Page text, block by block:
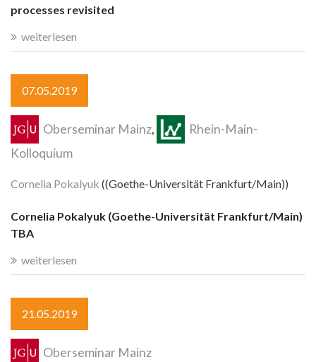
processes revisited
weiterlesen
07.05.2019
Oberseminar Mainz,
Rhein-Main-
Kolloquium
Cornelia Pokalyuk ((Goethe-Universität Frankfurt/Main))
Cornelia Pokalyuk (Goethe-Universität Frankfurt/Main)
TBA
weiterlesen
21.05.2019
Oberseminar Mainz